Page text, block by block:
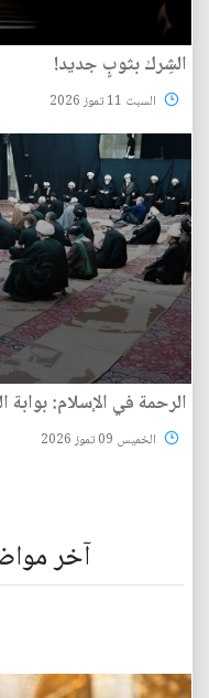
الشِرك بثوبٍ جديد!
السبت 11 تموز 2026
الرحمة في الإسلام: بوابة
الخميس 09 تموز 2026
آخر